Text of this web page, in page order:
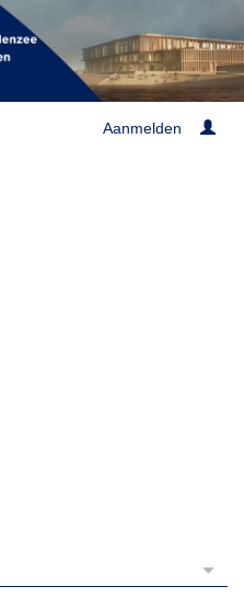
Aanmelden